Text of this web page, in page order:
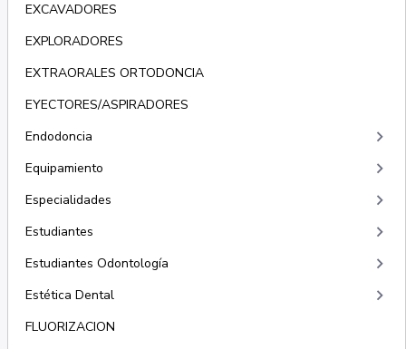
EXCAVADORES
EXPLORADORES
EXTRAORALES ORTODONCIA
EYECTORES/ASPIRADORES
Endodoncia
keyboard_arrow_right
Equipamiento keyboard_arrow_right
Especialidades keyboard_arrow_right
Estudiantes keyboard_arrow_right
Estudiantes Odontología keyboard_arrow_right
Estética Dental keyboard_arrow_right
FLUORIZACION